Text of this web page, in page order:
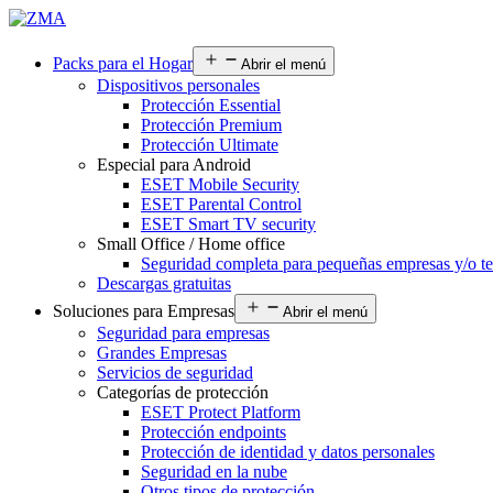
Packs para el Hogar Abrir el menú
Dispositivos personales
Protección Essential
Protección Premium
Protección Ultimate
Especial para Android
ESET Mobile Security
ESET Parental Control
ESET Smart TV security
Small Office / Home office
Seguridad completa para pequeñas empresas y/o
Descargas gratuitas
Soluciones para Empresas
Abrir el menú
Seguridad para empresas
Grandes Empresas
Servicios de seguridad
Categorías de protección
ESET Protect Platform
Protección endpoints
Protección de identidad y datos personales
Seguridad en la nube